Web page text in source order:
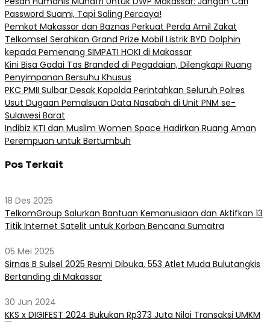
Password Suami, Tapi Saling Percaya!
Pemkot Makassar dan Baznas Perkuat Perda Amil Zakat
Telkomsel Serahkan Grand Prize Mobil Listrik BYD Dolphin
kepada Pemenang SIMPATI HOKI di Makassar
Kini Bisa Gadai Tas Branded di Pegadaian, Dilengkapi Ruang
Penyimpanan Bersuhu Khusus
PKC PMII Sulbar Desak Kapolda Perintahkan Seluruh Polres
Usut Dugaan Pemalsuan Data Nasabah di Unit PNM se-
Sulawesi Barat
Indibiz KTI dan Muslim Women Space Hadirkan Ruang Aman
Perempuan untuk Bertumbuh
Pos Terkait
18 Des 2025
TelkomGroup Salurkan Bantuan Kemanusiaan dan Aktifkan 13
Titik Internet Satelit untuk Korban Bencana Sumatra
05 Mei 2025
Sirnas B Sulsel 2025 Resmi Dibuka, 553 Atlet Muda Bulutangkis
Bertanding di Makassar
30 Jun 2024
KKS x DIGIFEST 2024 Bukukan Rp373 Juta Nilai Transaksi UMKM